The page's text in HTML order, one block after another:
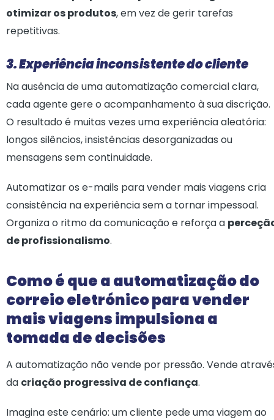
otimizar os produtos, em vez de gerir tarefas
repetitivas.
3. Experiência inconsistente do cliente
Na ausência de uma automatização comercial clara,
cada agente gere o acompanhamento à sua discrição.
O resultado é muitas vezes uma experiência aleatória:
longos silêncios, insistências desorganizadas ou
mensagens sem continuidade.
Automatizar os e-mails para vender mais viagens cria
consistência na experiência sem a tornar impessoal.
Organiza o ritmo da comunicação e reforça a
de profissionalismo.
Como é que a automatização do
correio eletrónico para vender
mais viagens impulsiona a
tomada de decisões
A automatização não vende por pressão. Vende
da criação progressiva de confiança.
Imagina este cenário: um cliente pede uma viagem ao